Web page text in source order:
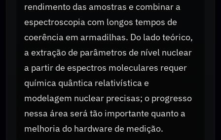
rendimento das amostras e combinar a
espectroscopia com longos tempos de
coerência em armadilhas. Do lado teórico,
a extração de parâmetros de nível nuclear
a partir de espectros moleculares requer
química quântica relativística e
modelagem nuclear precisas; o progresso
nessa área será tão importante quanto a
melhoria do hardware de medição.